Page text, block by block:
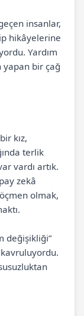
insanlar,
hikâyelerine
Yardım
yapan bir çağ
kız,
terlik
vardı artık.
zekâ
olmak,
değişikliği”